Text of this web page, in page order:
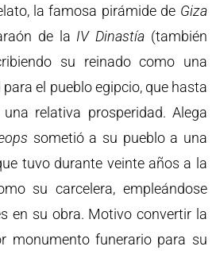
la famosa pirámide de Giza
de la IV Dinastía (también
su reinado como una
el pueblo egipcio, que hasta
relativa prosperidad. Alega
sometió a su pueblo a una
tuvo durante veinte años a la
su carcelera, empleándose
en su obra. Motivo convertir la
monumento funerario para su